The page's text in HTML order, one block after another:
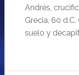
Andrés,
Grecia, 60
suelo y